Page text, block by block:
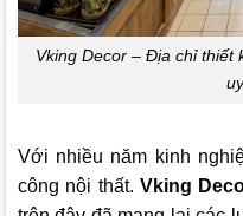
Vking Decor – Địa chỉ thiết
Với nhiều năm kinh
công nội thất. Vking